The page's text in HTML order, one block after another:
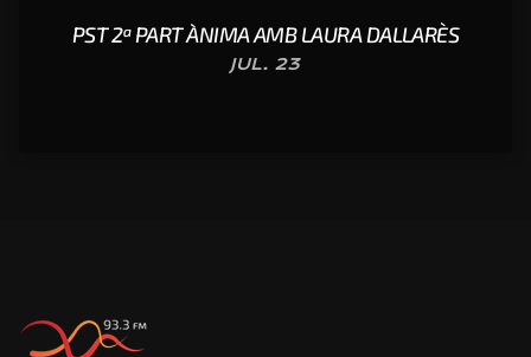
PST 2ª PART ÀNIMA AMB LAURA DALLARÈS
JUL. 23